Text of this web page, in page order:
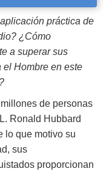
práctica de
¿Cómo
a superar sus
Hombre en este
de personas
Ronald Hubbard
lo que motivo su
sus
proporcionan